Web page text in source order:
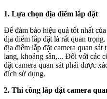
1. Lựa chọn địa điểm lắp đặt
Để đảm bảo hiệu quả tốt nhất
địa điểm lắp đặt là rất quan
địa điểm lắp đặt camera quan
lang, khoảng sân,... Đối với các
đặt camera quan sát phải được
đích sử dụng.
2. Thi công lắp đặt camera